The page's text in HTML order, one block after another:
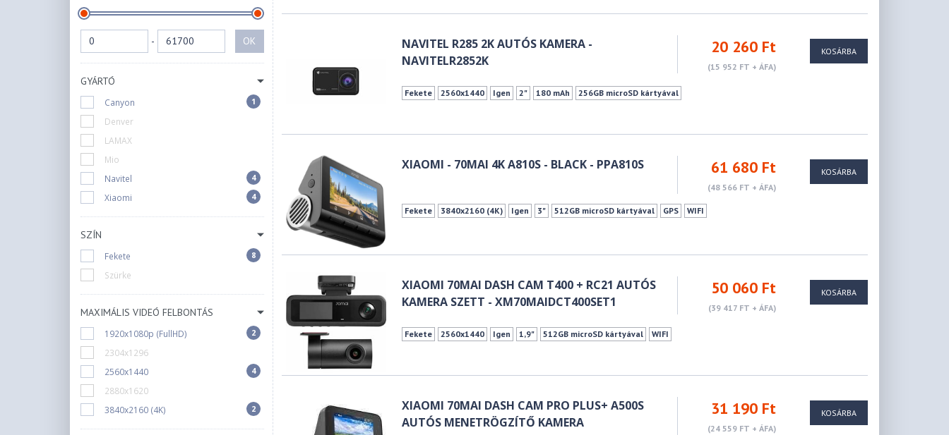
- OK
GYÁRTÓ
Canyon 1
Denver
LAMAX
Mio
Navitel
4
Xiaomi 4
SZÍN
Fekete 8
Szürke
MAXIMÁLIS VIDEÓ FELBONTÁS
1920x1080p (FullHD) 2
2304x1296
2560x1440
4
2880x1620
3840x2160 (4K)
2
NAVITEL R285 2K AUTÓS KAMERA -
NAVITELR2852K
20 260 Ft
(15 952 FT + ÁFA)
Fekete 2560x1440 Igen 2" 180 mAh 256GB microSD kártyával
KOSÁRBA
XIAOMI - 70MAI 4K A810S - BLACK - PPA810S 61 680 Ft
(48 566 FT + ÁFA)
Fekete 3840x2160 (4K) Igen 3" 512GB microSD kártyával GPS WIFI
KOSÁRBA
XIAOMI 70MAI DASH CAM T400 + RC21 AUTÓS
KAMERA SZETT - XM70MAIDCT400SET1
50 060 Ft
(39 417 FT + ÁFA)
Fekete 2560x1440 Igen 1,9" 512GB microSD kártyával WIFI
KOSÁRBA
XIAOMI 70MAI DASH CAM PRO PLUS+ A500S
AUTÓS MENETRÖGZÍTŐ KAMERA
31 190 Ft
(24 559 FT + ÁFA)
KOSÁRBA